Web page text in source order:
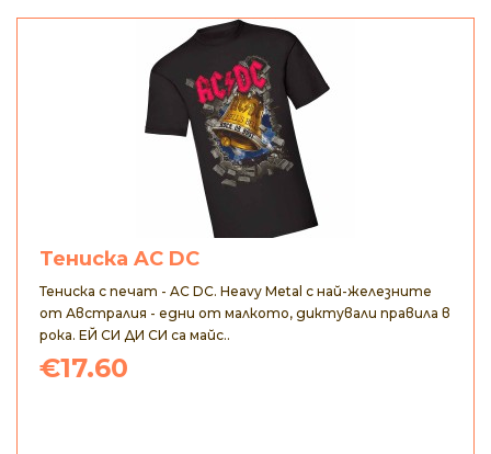
Тениска AC DC
Тениска с печат - AC DC. Heavy Metal с най-железните
от Австралия - едни от малкото, диктували правила в
рока. ЕЙ СИ ДИ СИ са майс..
€17.60